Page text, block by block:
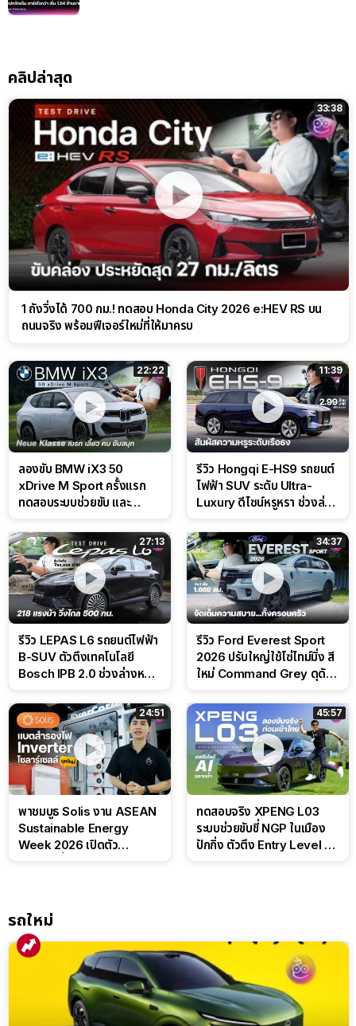
คลิปล่าสุด
33:38
1 ถังวิ่งได้ 700 กม.! ทดสอบ Honda City 2026 e:HEV RS บน
ถนนจริง พร้อมฟีเจอร์ใหม่ที่ให้มาครบ
22:22
ลองขับ BMW iX3 50
xDrive M Sport ครั้งแรก
ทดสอบระบบช่วยขับ และ
สนาม
11:39
รีวิว Hongqi E-HS9 รถยนต์
ไฟฟ้า SUV ระดับ Ultra-
Luxury ดีไซน์หรูหรา ช่วงล่าง
27:13
รีวิว LEPAS L6 รถยนต์ไฟฟ้า
B-SUV ตัวตึงเทคโนโลยี
Bosch IPB 2.0 ช่วงล่างหนึบ
34:37
รีวิว Ford Everest Sport
2026 ปรับใหญ่ใช้โซ่ไทม์มิ่ง สี
ใหม่ Command Grey ดุดัน
24:51
พาชมบูธ Solis งาน ASEAN
Sustainable Energy
Week 2026 เปิดตัว
45:57
ทดสอบจริง XPENG L03
ระบบช่วยขับขี่ NGP ในเมือง
ปักกิ่ง ตัวตึง Entry Level ที่
รถใหม่